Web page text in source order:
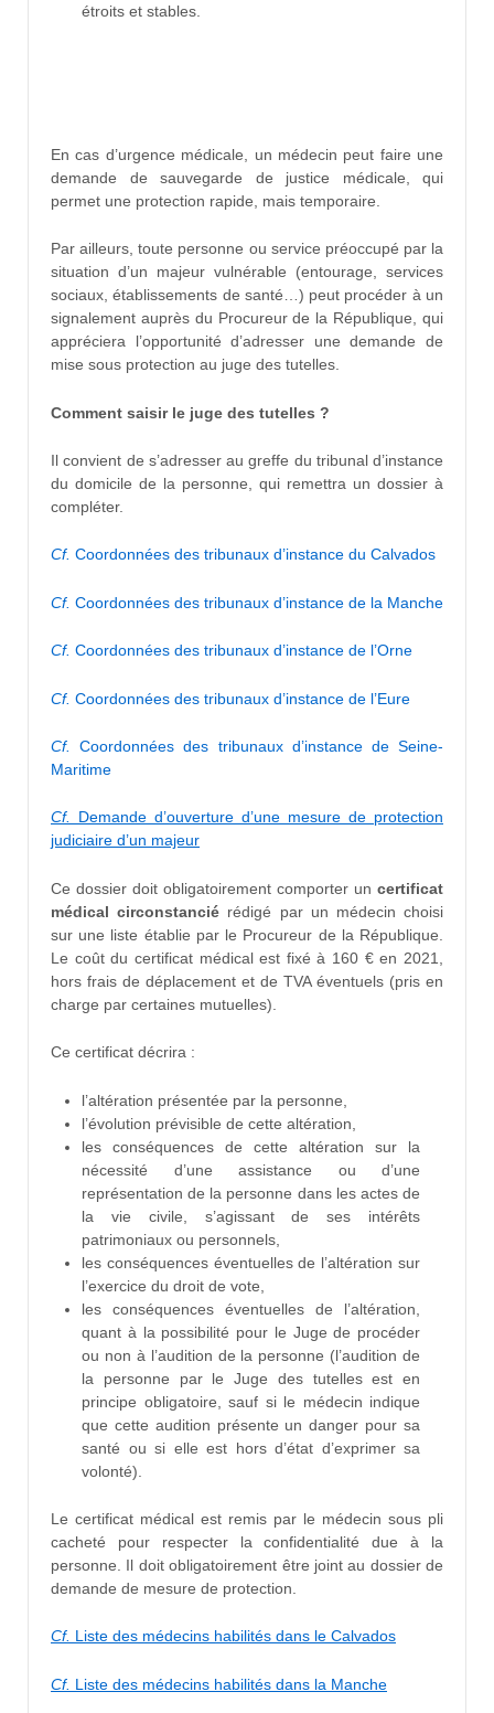
étroits et stables.
En cas d’urgence médicale, un médecin peut faire une
demande de sauvegarde de justice médicale, qui
permet une protection rapide, mais temporaire.
Par ailleurs, toute personne ou service préoccupé par la
situation d’un majeur vulnérable (entourage, services
sociaux, établissements de santé…) peut procéder à un
signalement auprès du Procureur de la République, qui
appréciera l’opportunité d’adresser une demande de
mise sous protection au juge des tutelles.
Comment saisir le juge des tutelles ?
Il convient de s’adresser au greffe du tribunal d’instance
du domicile de la personne, qui remettra un dossier à
compléter.
Cf. Coordonnées des tribunaux d’instance du Calvados
Cf. Coordonnées des tribunaux d’instance de la Manche
Cf. Coordonnées des tribunaux d’instance de l’Orne
Cf. Coordonnées des tribunaux d’instance de l’Eure
Cf.
Coordonnées des tribunaux d’instance de Seine-
Maritime
Cf.
Demande d’ouverture d’une mesure de protection
judiciaire d’un majeur
Ce dossier doit obligatoirement comporter un certificat
médical circonstancié rédigé par un médecin choisi
sur une liste établie par le Procureur de la République.
Le coût du certificat médical est fixé à 160 € en 2021,
hors frais de déplacement et de TVA éventuels (pris en
charge par certaines mutuelles).
Ce certificat décrira :
l’altération présentée par la personne,
l’évolution prévisible de cette altération,
les conséquences de cette altération sur la
nécessité d’une assistance ou d’une
représentation de la personne dans les actes de
la vie civile, s’agissant de ses intérêts
patrimoniaux ou personnels,
les conséquences éventuelles de l’altération sur
l’exercice du droit de vote,
les conséquences éventuelles de l’altération,
quant à la possibilité pour le Juge de procéder
ou non à l’audition de la personne (l’audition de
la personne par le Juge des tutelles est en
principe obligatoire, sauf si le médecin indique
que cette audition présente un danger pour sa
santé ou si elle est hors d’état d’exprimer sa
volonté).
Le certificat médical est remis par le médecin sous pli
cacheté pour respecter la confidentialité due à la
personne. Il doit obligatoirement être joint au dossier de
demande de mesure de protection.
Cf. Liste des médecins habilités dans le Calvados
Cf. Liste des médecins habilités dans la Manche